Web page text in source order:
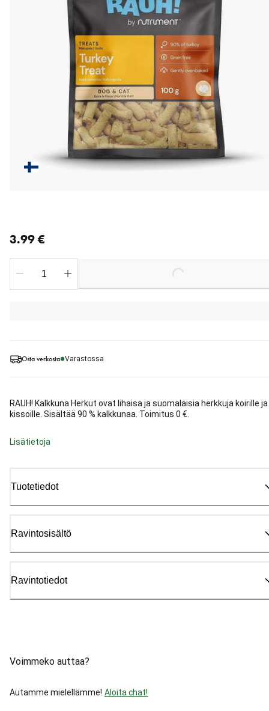
Osta verkosta Varastossa
RAUH! Kalkkuna Herkut ovat lihaisa ja suomalaisia herkkuja koirille ja
kissoille. Sisältää 90 % kalkkunaa. Toimitus 0 €.
Lisätietoja
Tuotetiedot
Ravintosisältö
Ravintotiedot
Voimmeko auttaa?
Autamme mielellämme! Aloita chat!
3.99 €
Loading...